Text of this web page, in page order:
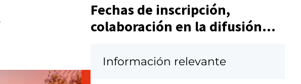
Fechas de inscripción,
colaboración en la difusión...
Información relevante